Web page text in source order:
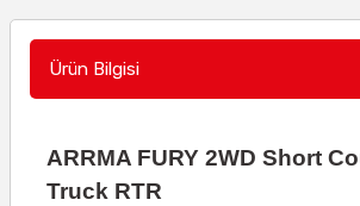
Ürün Bilgisi
ARRMA FURY 2WD Short
Truck RTR